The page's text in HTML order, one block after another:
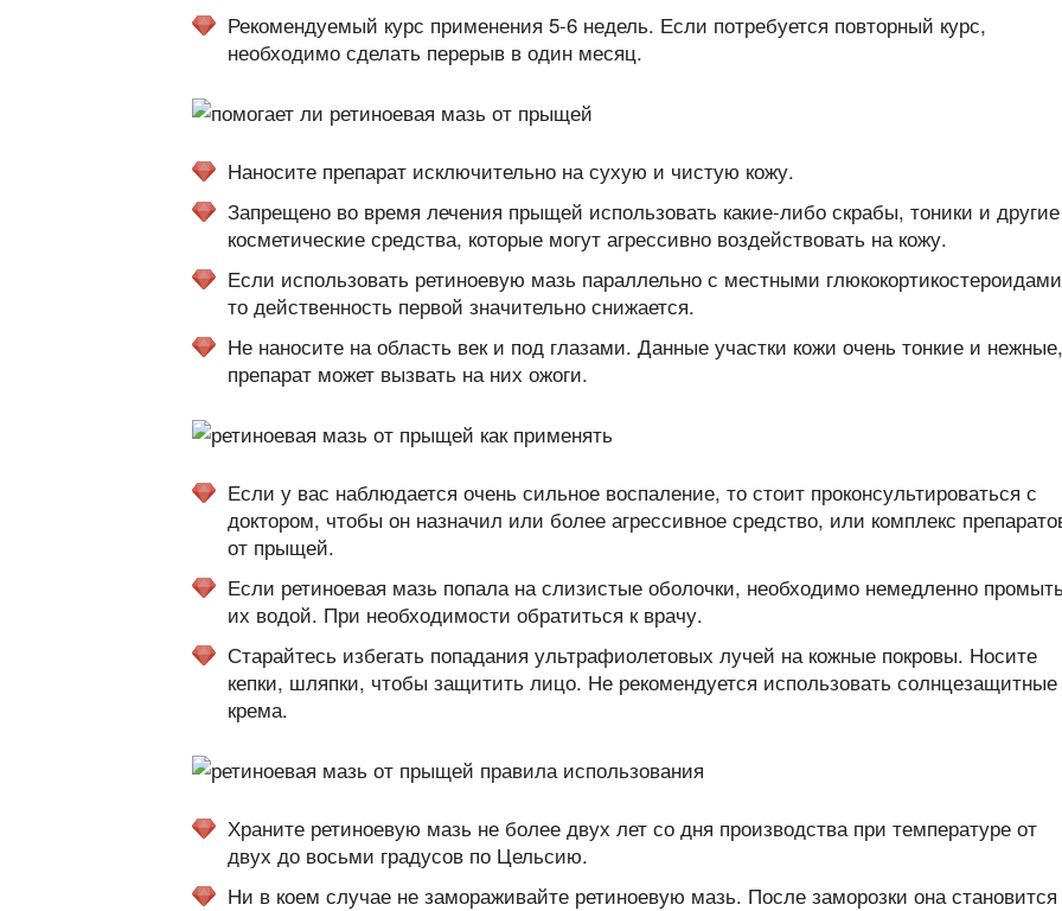
Рекомендуемый курс применения 5-6 недель. Если потребуется повторный курс,
необходимо сделать перерыв в один месяц.
Наносите препарат исключительно на сухую и чистую кожу.
Запрещено во время лечения прыщей использовать какие-либо скрабы, тоники и другие
косметические средства, которые могут агрессивно воздействовать на кожу.
Если использовать ретиноевую мазь параллельно с местными
то действенность первой значительно снижается.
Не наносите на область век и под глазами. Данные участки кожи очень тонкие и
препарат может вызвать на них ожоги.
Если у вас наблюдается очень сильное воспаление, то стоит проконсультироваться с
доктором, чтобы он назначил или более агрессивное средство, или комплекс
от прыщей.
Если ретиноевая мазь попала на слизистые оболочки, необходимо немедленно
их водой. При необходимости обратиться к врачу.
Старайтесь избегать попадания ультрафиолетовых лучей на кожные покровы. Носите
кепки, шляпки, чтобы защитить лицо. Не рекомендуется использовать солнцезащитные
крема.
Храните ретиноевую мазь не более двух лет со дня производства при температуре от
двух до восьми градусов по Цельсию.
Ни в коем случае не замораживайте ретиноевую мазь. После заморозки она становится